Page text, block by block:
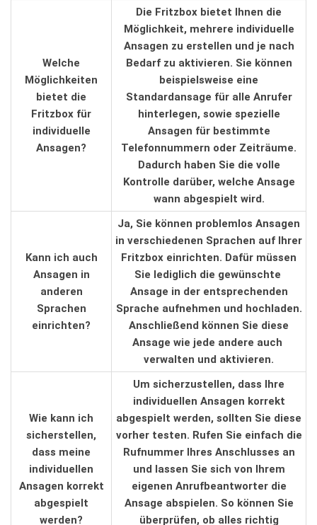
Welche
Möglichkeiten
⁣bietet ​die
Fritzbox für
individuelle
Ansagen?
Die Fritzbox⁤ bietet​ Ihnen ⁤die
Möglichkeit, mehrere ⁣individuelle
Ansagen zu erstellen⁣ und je nach
Bedarf zu aktivieren. Sie ‌können
beispielsweise eine
‍Standardansage für alle Anrufer
hinterlegen,‌ sowie​ spezielle
Ansagen für bestimmte
Telefonnummern⁢ oder Zeiträume.
Dadurch haben‌ Sie die volle
Kontrolle ⁣darüber, welche ⁤Ansage⁢
wann abgespielt ⁤wird.
Kann⁢ ich auch
Ansagen in
anderen
⁤Sprachen
einrichten?
Ja, Sie können problemlos Ansagen
in ⁣verschiedenen⁢ Sprachen auf‌ Ihrer
Fritzbox ⁣einrichten. Dafür ⁤müssen
Sie lediglich die gewünschte ​
Ansage in der entsprechenden
Sprache aufnehmen ⁣und hochladen.
‍Anschließend können ⁢Sie diese
Ansage‍ wie jede‌ andere auch ​
verwalten und aktivieren.
Wie ⁢kann ich
sicherstellen,⁤
dass ⁤meine
‌individuellen⁤
Ansagen korrekt
abgespielt
werden?
Um sicherzustellen, dass‌ Ihre
individuellen Ansagen‌ korrekt
abgespielt⁢ werden, sollten Sie ‌diese
vorher testen. Rufen Sie einfach die
​Rufnummer Ihres ‍Anschlusses an
und‍ lassen Sie ‌sich von⁤ Ihrem⁣
eigenen Anrufbeantworter die
Ansage‍ abspielen. ⁣So können Sie⁣
überprüfen,​ ob alles richtig